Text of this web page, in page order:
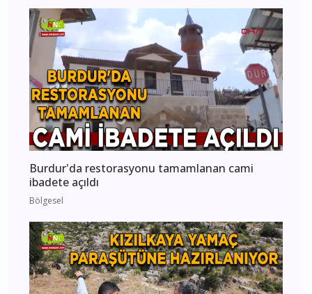
Burdur'da restorasyonu tamamlanan cami
ibadete açıldı
Bölgesel